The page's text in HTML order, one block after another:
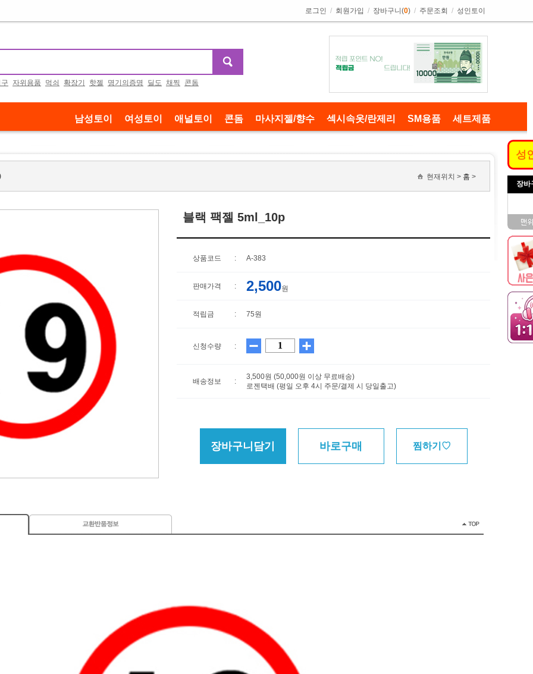
로그인 / 회원가입 / 장바구니(0) / 주문조회 / 성인토이
자위용품 먹쇠 확장기 핫젤 명기의증명 딜도 채찍 콘돔
남성토이 여성토이 애널토이 콘돔 마사지젤/향수 섹시속옷/란제리 SM용품 세트제품
현재위치 > 홈 >
블랙 팩젤 5ml_10p
상품코드 : A-383
판매가격 : 2,500원
적립금 : 75원
신청수량 :
배송정보 :
3,500원 (50,000원 이상 무료배송)
로젠택배 (평일 오후 4시 주문/결제 시 당일출고)
성
장바